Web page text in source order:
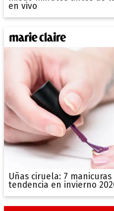
en vivo
Uñas ciruela: 7
tendencia en invierno